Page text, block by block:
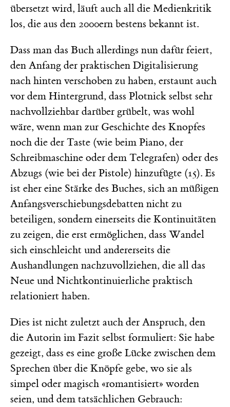
übersetzt wird, läuft auch all die Medienkritik
los, die aus den 2000ern bestens bekannt ist.
Dass man das Buch allerdings nun dafür feiert,
den Anfang der praktischen Digitalisierung
nach hinten verschoben zu haben, erstaunt auch
vor dem Hintergrund, dass Plotnick selbst sehr
nachvollziehbar darüber grübelt, was wohl
wäre, wenn man zur Geschichte des Knopfes
noch die der Taste (wie beim Piano, der
Schreibmaschine oder dem Telegrafen) oder des
Abzugs (wie bei der Pistole) hinzufügte (15). Es
ist eher eine Stärke des Buches, sich an müßigen
Anfangsverschiebungsdebatten nicht zu
beteiligen, sondern einerseits die Kontinuitäten
zu zeigen, die erst ermöglichen, dass Wandel
sich einschleicht und andererseits die
Aushandlungen nachzuvollziehen, die all das
Neue und Nichtkontinuierliche praktisch
relationiert haben.
Dies ist nicht zuletzt auch der Anspruch, den
die Autorin im Fazit selbst formuliert: Sie habe
gezeigt, dass es eine große Lücke zwischen dem
Sprechen über die Knöpfe gebe, wo sie als
simpel oder magisch «romantisiert» worden
seien, und dem tatsächlichen Gebrauch: